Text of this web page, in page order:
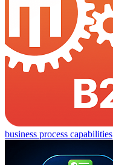
business process capabilities